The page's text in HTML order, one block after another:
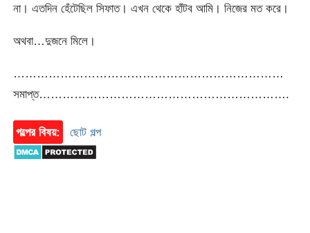
না। এতদিন হেঁটেছিল সিফাত। এখন থেকে হাঁটব আমি। নিজের মত করে।
অথবা…দুজনে মিলে।
……………………………………………………………
সমাপ্ত……………………………………………………….
গল্পের বিষয়: ছোট গল্প